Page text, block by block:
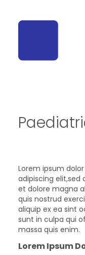
Lorem ipsum
adipiscing elit,sed
et dolore magna
quis nostrud
aliquip ex ea sint
sunt in culpa qui
massa quis enim.
Lorem Ipsum